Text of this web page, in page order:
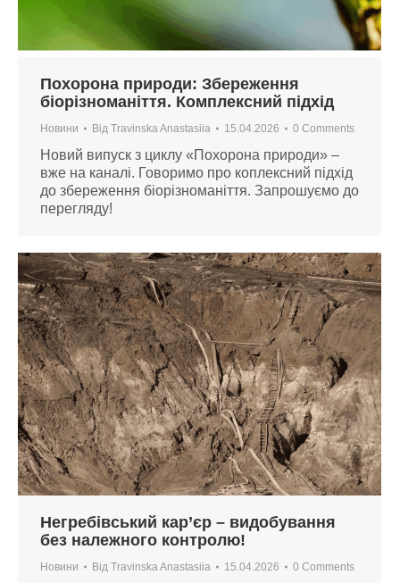
Похорона природи: Збереження
біорізноманіття. Комплексний підхід
Новини Від Travinska Anastasiia 15.04.2026 0 Comments
Новий випуск з циклу «Похорона природи» –
вже на каналі. Говоримо про коплексний підхід
до збереження біорізноманіття. Запрошуємо до
перегляду!
Негребівський кар’єр – видобування
без належного контролю!
Новини Від Travinska Anastasiia 15.04.2026 0 Comments